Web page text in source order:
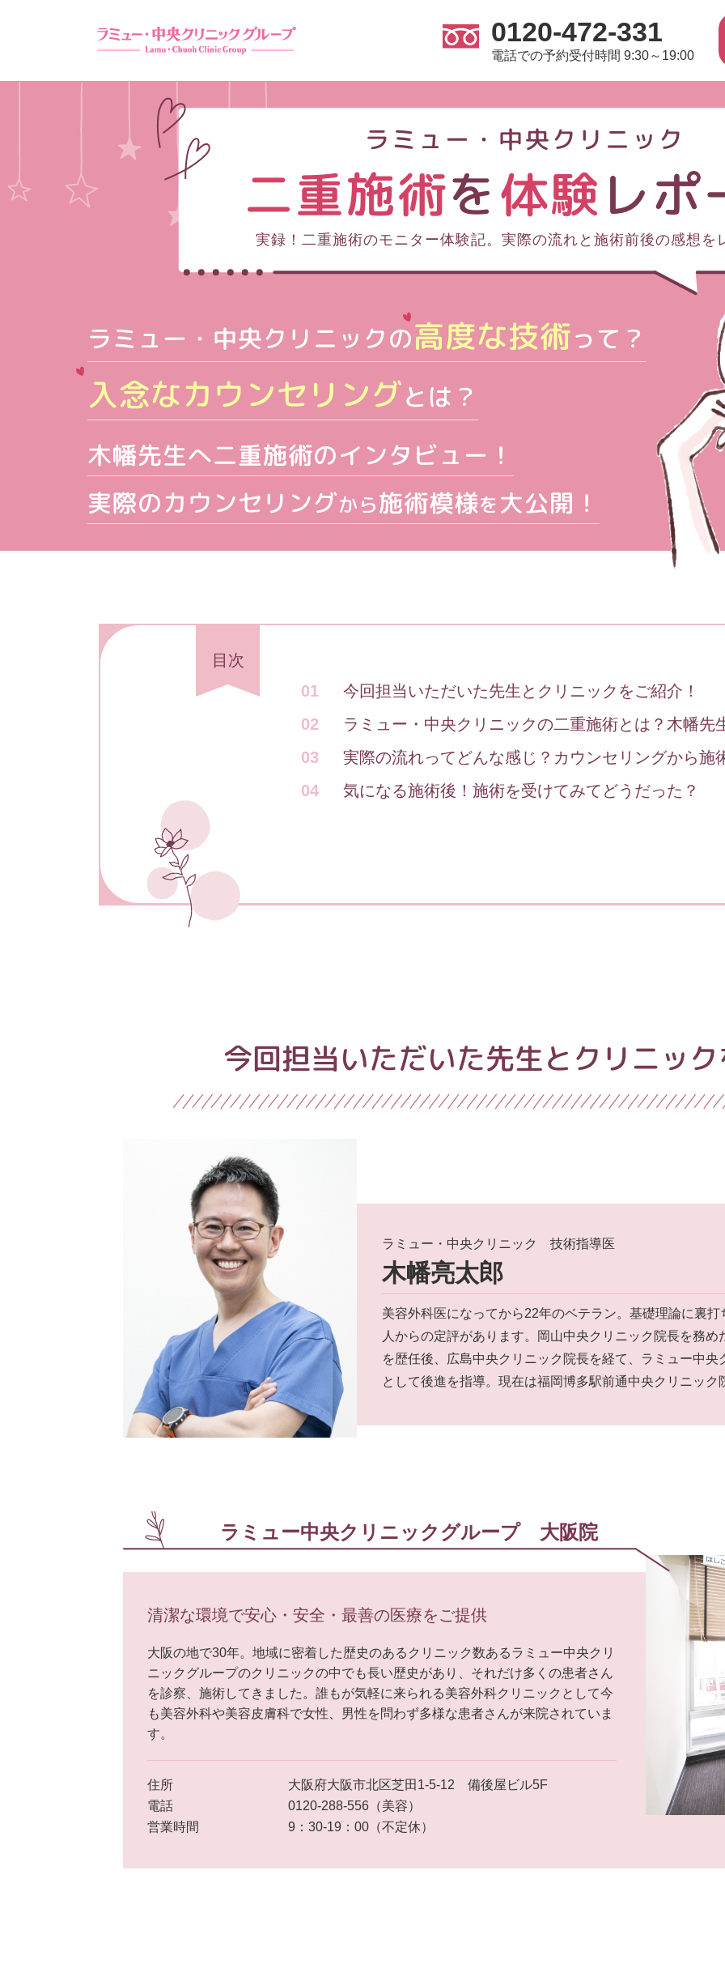
0120-472-331
電話での予約受付時間 9:30～19:00
ラミュー・中央クリニック
二重施術を体験レポ
実録！二重施術のモニター体験記。実際の流れと施術前後の感想を
ラミュー・中央クリニックの高度な技術って？
入念なカウンセリングとは？
木幡先生へ二重施術のインタビュー！
実際のカウンセリングから施術模様を大公開！
目次
今回担当いただいた先生とクリニックをご紹介！
ラミュー・中央クリニックの二重施術とは？木幡先
実際の流れってどんな感じ？カウンセリングから施
気になる施術後！施術を受けてみてどうだった？
今回担当いただいた先生とクリニッ
ラミュー・中央クリニック 技術指導医
木幡亮太郎
美容外科医になってから22年のベテラン。基礎理論に裏
人からの定評があります。岡山中央クリニック院長を務
を歴任後、広島中央クリニック院長を経て、ラミュー中
として後進を指導。現在は福岡博多駅前通中央クリニッ
ラミュー中央クリニックグループ 大阪院
清潔な環境で安心・安全・最善の医療をご提供
大阪の地で30年。地域に密着した歴史のあるクリニック数あるラミュー中央クリ
ニックグループのクリニックの中でも長い歴史があり、それだけ多くの患者さん
を診察、施術してきました。誰もが気軽に来られる美容外科クリニックとして今
も美容外科や美容皮膚科で女性、男性を問わず多様な患者さんが来院されていま
す。
住所
大阪府大阪市北区芝田1-5-12 備後屋ビル5F
電話
0120-288-556（美容）
営業時間
9：30-19：00（不定休）